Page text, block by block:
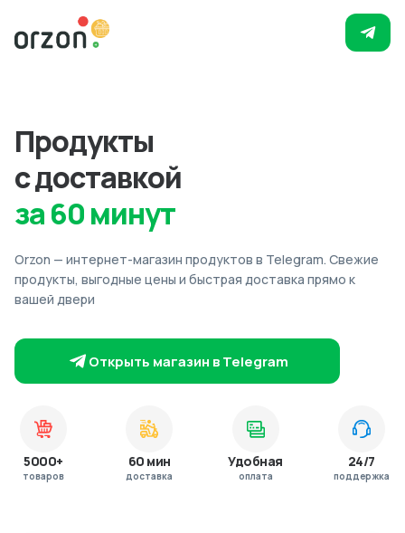
Продукты
с доставкой
за 60 минут
Orzon — интернет-магазин продуктов в Telegram. Свежие
продукты, выгодные цены и быстрая доставка прямо к
вашей двери
Открыть магазин в Telegram
5000+
товаров
60 мин
доставка
Удобная
оплата
24/7
поддержка